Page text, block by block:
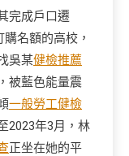
完成戶口遷
名額的高校，
吳某健檢推薦
被藍色能量震
一般勞工健檢
2023年3月，林
正坐在她的平